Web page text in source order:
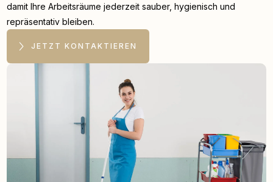
damit Ihre Arbeitsräume jederzeit sauber, hygienisch und
repräsentativ bleiben.
JETZT KONTAKTIEREN